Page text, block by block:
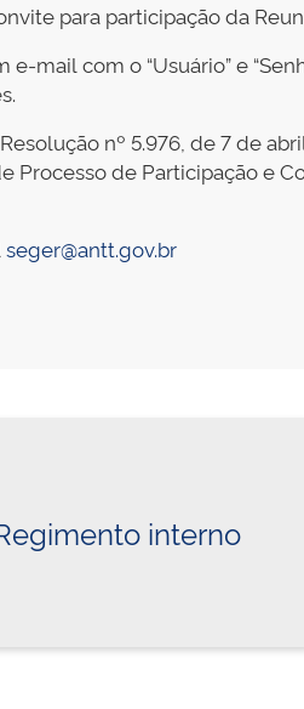
para participação da
mail com o “Usuário” e
nº 5.976, de 7 de
de Participação e
seger@antt.gov.br
interno